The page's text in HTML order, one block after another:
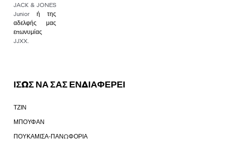
JACK & JONES
Junior ή της
αδελφής μας
επωνυμίας
JJXX.
ΙΣΩΣ ΝΑ ΣΑΣ ΕΝΔΙΑΦΕΡΕΙ
ΤΖΙΝ
ΜΠΟΥΦΑΝ
ΠΟΥΚΑΜΙΣΑ-ΠΑΝΩΦΟΡΙΑ